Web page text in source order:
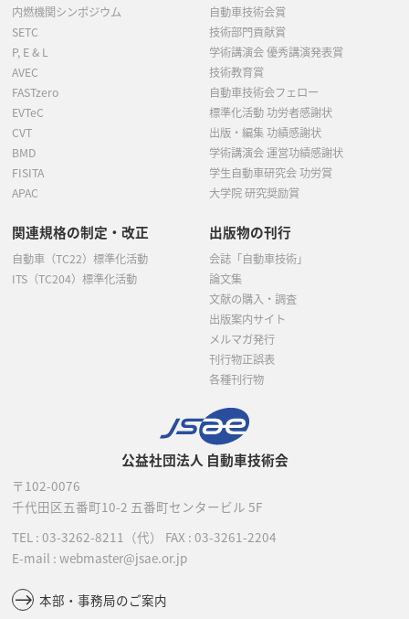
公益社団法人 自動車技術会
〒102-0076
千代田区五番町10-2 五番町センタービル 5F
TEL : 03-3262-8211 （代） FAX : 03-3261-2204
E-mail : webmaster@jsae.or.jp
本部・事務局のご案内
内燃機関シンポジウム
SETC
P, E & L
AVEC
FASTzero
EVTeC
CVT
BMD
FISITA
APAC
自動車技術会賞
技術部門貢献賞
学術講演会 優秀講演発表賞
技術教育賞
自動車技術会フェロー
標準化活動 功労者感謝状
出版・編集 功績感謝状
学術講演会 運営功績感謝状
学生自動車研究会 功労賞
大学院 研究奨励賞
関連規格の制定・改正
自動車（TC22）標準化活動
ITS（TC204）標準化活動
出版物の刊行
会誌「自動車技術」
論文集
文献の購入・調査
出版案内サイト
メルマガ発行
刊行物正誤表
各種刊行物